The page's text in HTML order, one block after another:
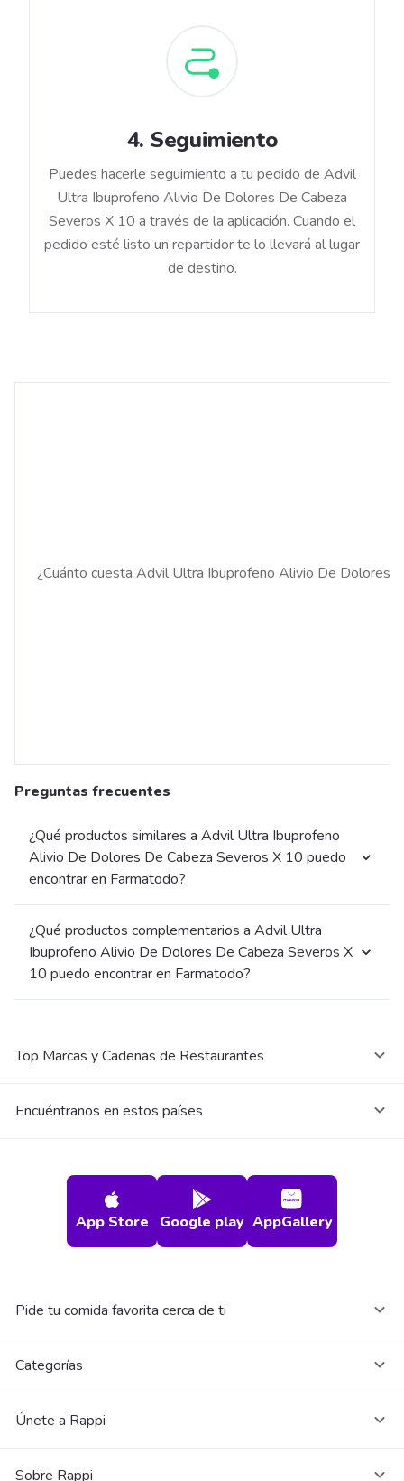
4. Seguimiento
Puedes hacerle seguimiento a tu pedido de Advil
Ultra Ibuprofeno Alivio De Dolores De Cabeza
Severos X 10 a través de la aplicación. Cuando el
pedido esté listo un repartidor te lo llevará al lugar
de destino.
¿Cuánto cuesta Advil Ultra Ibuprofeno Alivio De Dolores
Preguntas frecuentes
¿Qué productos similares a Advil Ultra Ibuprofeno
Alivio De Dolores De Cabeza Severos X 10 puedo
encontrar en Farmatodo?
¿Qué productos complementarios a Advil Ultra
Ibuprofeno Alivio De Dolores De Cabeza Severos X
10 puedo encontrar en Farmatodo?
Top Marcas y Cadenas de Restaurantes
Encuéntranos en estos países
App Store Google play AppGallery
Pide tu comida favorita cerca de ti
Categorías
Únete a Rappi
Sobre Rappi